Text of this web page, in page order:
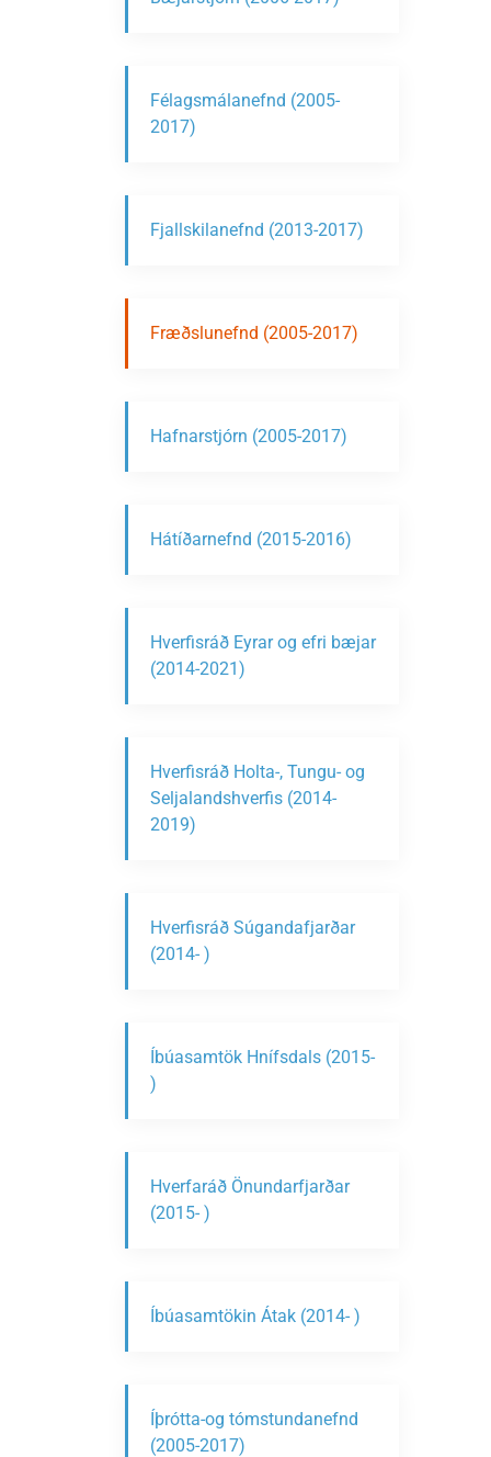
Félagsmálanefnd (2005-
2017)
Fjallskilanefnd (2013-2017)
Fræðslunefnd (2005-2017)
Hafnarstjórn (2005-2017)
Hátíðarnefnd (2015-2016)
Hverfisráð Eyrar og efri bæjar
(2014-2021)
Hverfisráð Holta-, Tungu- og
Seljalandshverfis (2014-
2019)
Hverfisráð Súgandafjarðar
(2014- )
Íbúasamtök Hnífsdals (2015-
)
Hverfaráð Önundarfjarðar
(2015- )
Íbúasamtökin Átak (2014- )
Íþrótta-og tómstundanefnd
(2005-2017)